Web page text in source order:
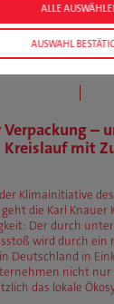
ALLE
AUSWAHL
–
Kreislauf mit
Klimainitiative
die Karl
Der durch
wird durch ein
Deutschland in
nicht nur
das lokale